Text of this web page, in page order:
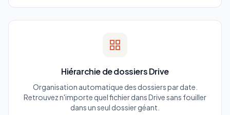
Hiérarchie de dossiers Drive
Organisation automatique des dossiers par date.
Retrouvez n'importe quel fichier dans Drive sans fouiller
dans un seul dossier géant.